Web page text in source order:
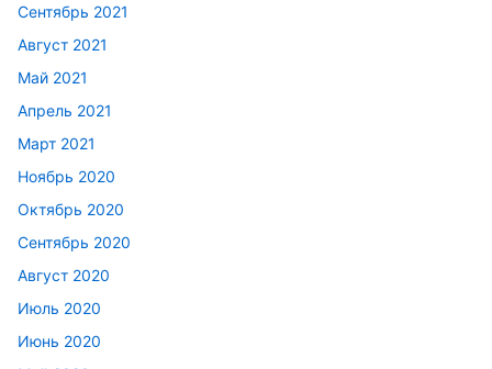
Сентябрь 2021
Август 2021
Май 2021
Апрель 2021
Март 2021
Ноябрь 2020
Октябрь 2020
Сентябрь 2020
Август 2020
Июль 2020
Июнь 2020